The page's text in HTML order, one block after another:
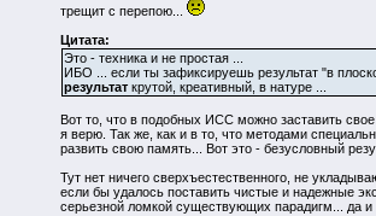
трещит с перепою...
Цитата:
Это - техника и не простая ...
ИБО ... если ты зафиксируешь результат "в
результаткрутой, креативный, в натуре ...
Вот то, что в подобных ИСС можно заставить
я верю. Так же, как и в то, что методами
развить свою память... Вот это - безусловный
Тут нет ничего сверхъестественного, не
если бы удалось поставить чистые и надежные
серьезной ломкой существующих парадигм... да